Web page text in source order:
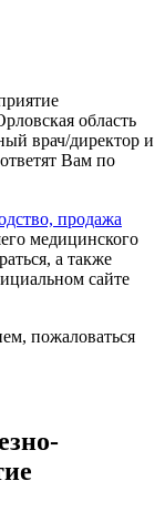
область
врач/директор и
Вам по
продажа
медицинского
а также
сайте
пожаловаться